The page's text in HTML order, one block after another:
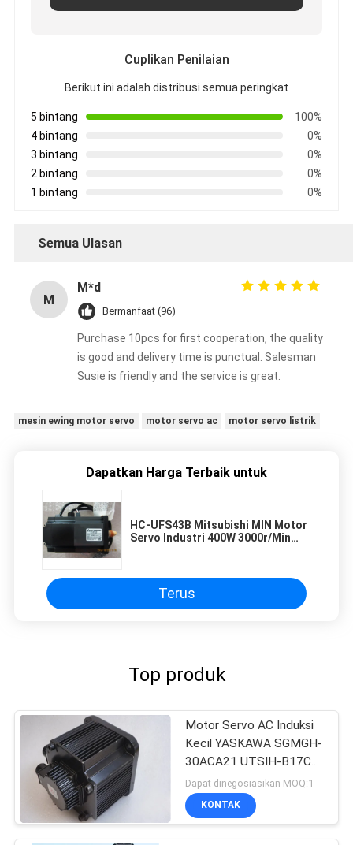
Cuplikan Penilaian
Berikut ini adalah distribusi semua peringkat
5 bintang
100%
4 bintang
0%
3 bintang
0%
2 bintang
0%
1 bintang
0%
Semua Ulasan
M
M*d
Bermanfaat (96)
Purchase 10pcs for first cooperation, the quality
is good and delivery time is punctual. Salesman
Susie is friendly and the service is great.
mesin ewing motor servo motor servo ac motor servo listrik
Dapatkan Harga Terbaik untuk
HC-UFS43B Mitsubishi MIN Motor
Servo Industri 400W 3000r/Min
Terus
Top produk
Motor Servo AC Induksi
Kecil YASKAWA SGMGH-
30ACA21 UTSIH-B17CK
Warna Hitam
Dapat dinegosiasikan MOQ:1
KONTAK